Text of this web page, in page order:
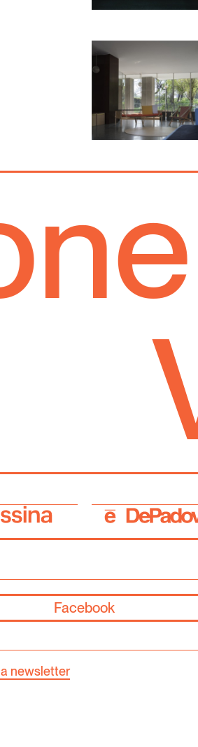
Facebook
newsletter